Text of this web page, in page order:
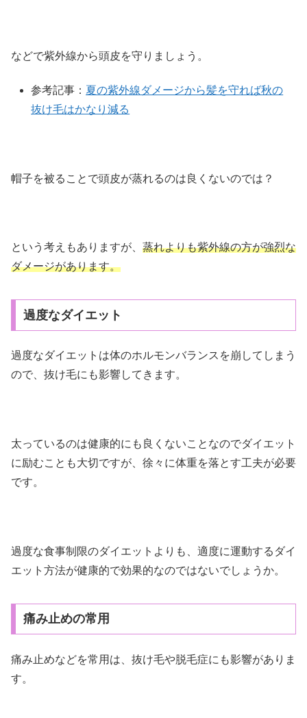
などで紫外線から頭皮を守りましょう。
参考記事： 夏の紫外線ダメージから髪を守れば秋の
抜け毛はかなり減る
帽子を被ることで頭皮が蒸れるのは良くないのでは？
という考えもありますが、 蒸れよりも紫外線の方が強烈な
ダメージがあります。
過度なダイエット
過度なダイエットは体のホルモンバランスを崩してしまう
ので、抜け毛にも影響してきます。
太っているのは健康的にも良くないことなのでダイエット
に励むことも大切ですが、徐々に体重を落とす工夫が必要
です。
過度な食事制限のダイエットよりも、適度に運動するダイ
エット方法が健康的で効果的なのではないでしょうか。
痛み止めの常用
痛み止めなどを常用は、抜け毛や脱毛症にも影響がありま
す。